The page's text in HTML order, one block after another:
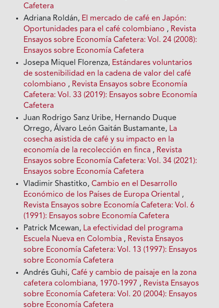
Cafetera
Adriana Roldán, El mercado de café en Japón:
Oportunidades para el café colombiano , Revista
Ensayos sobre Economía Cafetera: Vol. 24 (2008):
Ensayos sobre Economía Cafetera
Josepa Miquel Florenza, Estándares voluntarios
de sostenibilidad en la cadena de valor del café
colombiano , Revista Ensayos sobre Economía
Cafetera: Vol. 33 (2019): Ensayos sobre Economía
Cafetera
Juan Rodrigo Sanz Uribe, Hernando Duque
Orrego, Álvaro León Gaitán Bustamante, La
cosecha asistida de café y su impacto en la
economía de la recolección en finca , Revista
Ensayos sobre Economía Cafetera: Vol. 34 (2021):
Ensayos sobre Economía Cafetera
Vladimir Shastitko,Cambio en el Desarrollo
Económico de los Países de Europa Oriental ,
Revista Ensayos sobre Economía Cafetera: Vol. 6
(1991): Ensayos sobre Economía Cafetera
Patrick Mcewan, La efectividad del programa
Escuela Nueva en Colombia , Revista Ensayos
sobre Economía Cafetera: Vol. 13 (1997): Ensayos
sobre Economía Cafetera
Andrés Guhi,Café y cambio de paisaje en la zona
cafetera colombiana, 1970-1997 , Revista Ensayos
sobre Economía Cafetera: Vol. 20 (2004): Ensayos
sobre Economía Cafetera